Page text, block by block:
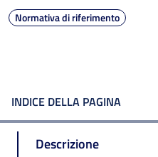
Normativa di riferimento
INDICE DELLA PAGINA
Descrizione